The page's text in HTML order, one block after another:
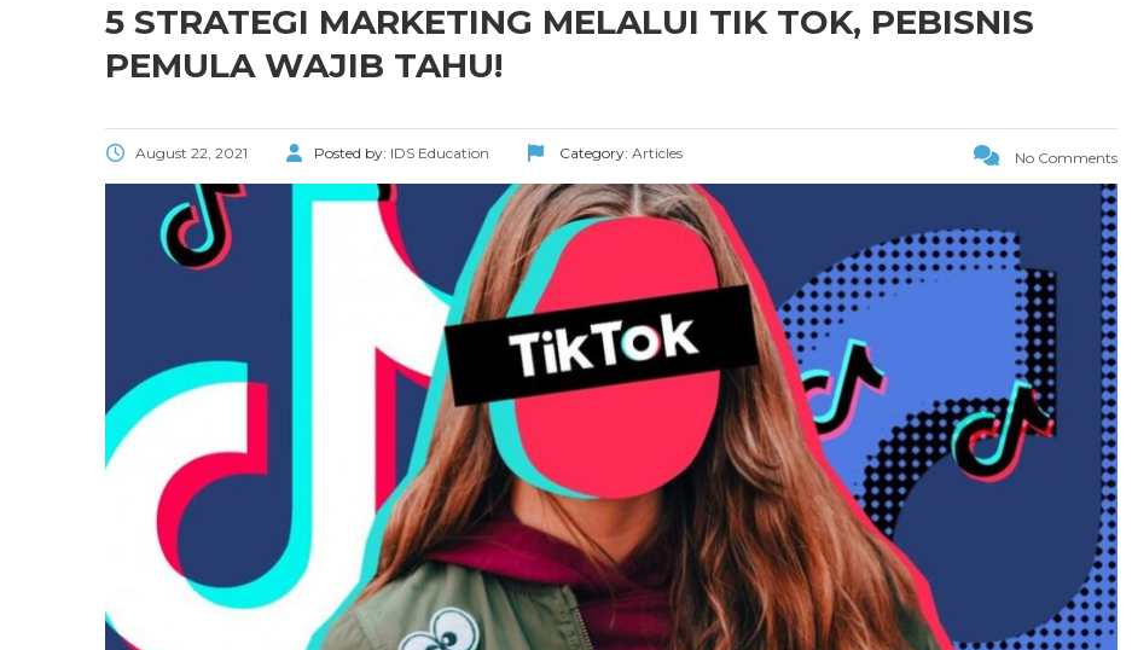
5 STRATEGI MARKETING MELALUI TIK TOK, PEBISNIS
PEMULA WAJIB TAHU!
August 22, 2021 Posted by: IDS Education Category: Articles No Comments